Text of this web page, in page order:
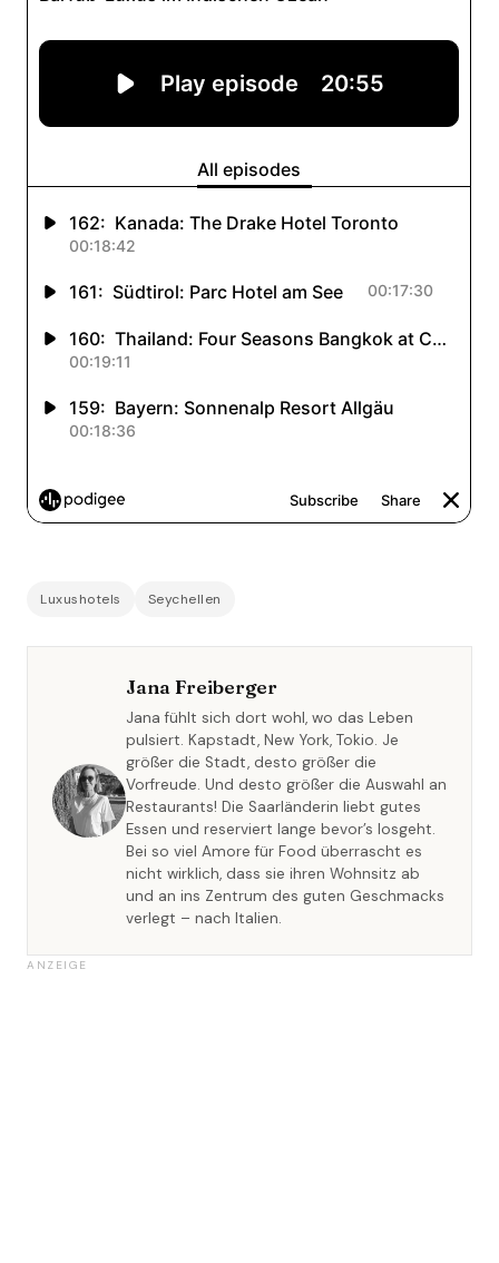
Luxushotels Seychellen
Jana Freiberger
Jana fühlt sich dort wohl, wo das Leben
pulsiert. Kapstadt, New York, Tokio. Je
größer die Stadt, desto größer die
Vorfreude. Und desto größer die Auswahl an
Restaurants! Die Saarländerin liebt gutes
Essen und reserviert lange bevor’s losgeht.
Bei so viel Amore für Food überrascht es
nicht wirklich, dass sie ihren Wohnsitz ab
und an ins Zentrum des guten Geschmacks
verlegt – nach Italien.
ANZEIGE